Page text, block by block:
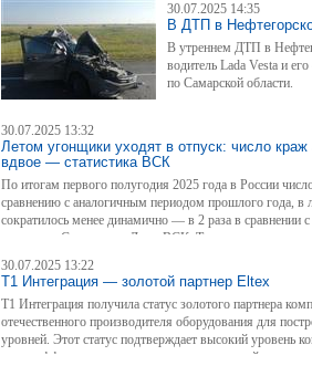
30.07.2025 14:35
В ДТП в
В утреннем ДТП в
водитель Lada Vesta и
по Самарской области.
30.07.2025 13:32
Летом угонщики уходят в отпуск: число краж
вдвое — статистика ВСК
По итогам первого полугодия 2025 года в России
сравнению с аналогичным периодом прошлого года, в
сократилось менее динамично — в 2 раза в
аналитики Страхового Дома ВСК. Также вновь
наибольшее число страховых событий фиксировалось
53% случаев жертвами угонов становились
30.07.2025 13:22
Т1 Интеграция — золотой партнер Eltex
T1 Интеграция получила статус золотого партнера
отечественного производителя оборудования для
уровней. Этот статус подтверждает высокий уровень
также эффективность партнерского взаимодействия